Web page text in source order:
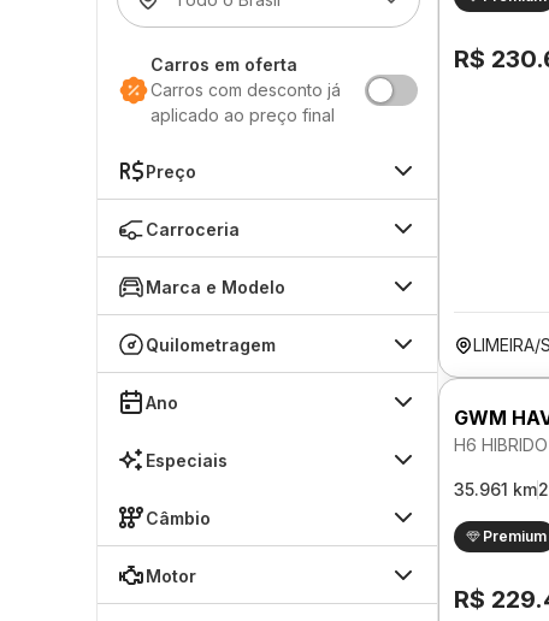
Carros em oferta
Carros com desconto já
aplicado ao preço final
Preço
Carroceria
Marca e Modelo
Quilometragem
Ano
Especiais
Câmbio
Motor
R$
LIMEIRA/
GWM
H6
35.961 km
Premium
R$